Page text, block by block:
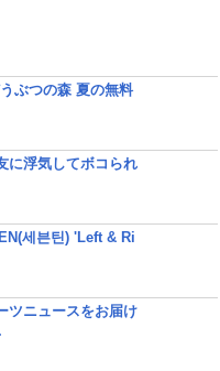
ぶつの森 夏の無料
に浮気してボコられ
세븐틴) 'Left & Ri
ツニュースをお届け